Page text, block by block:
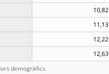
10,82
11,13
12,22
12,63
demogràfics.